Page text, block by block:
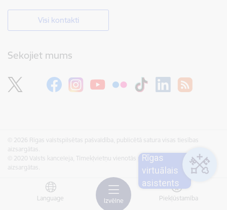
Izvēlne
Language Piekļūstamība
Visi kontakti
Sekojiet mums
© 2026 Rīgas valstspilsētas pašvaldība, publicētā satura visas tiesības
aizsargātas.
© 2020 Valsts kanceleja, Tīmekļvietņu vienotās platformas visas tiesības
aizsargātas.
Rīgas
virtuālais
asistents